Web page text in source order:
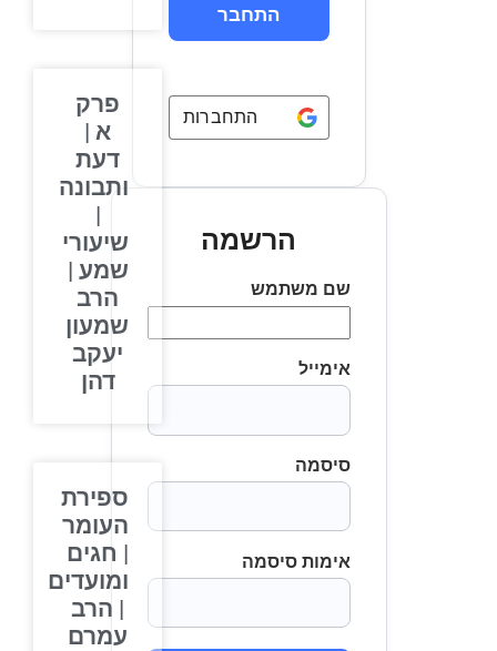
התחברות באמצעות Google
הרשמה
שם משתמש
אימייל
סיסמה
אימות סיסמה
פרק
א |
דעת
ותבונה
שיעורי
שמע |
הרב
שמעון
יעקב
דהן
ספירת
העומר
| חגים
ומועדים
| הרב
עמרם